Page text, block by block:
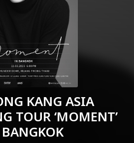
KANG ASIA
TOUR ‘MOMENT’